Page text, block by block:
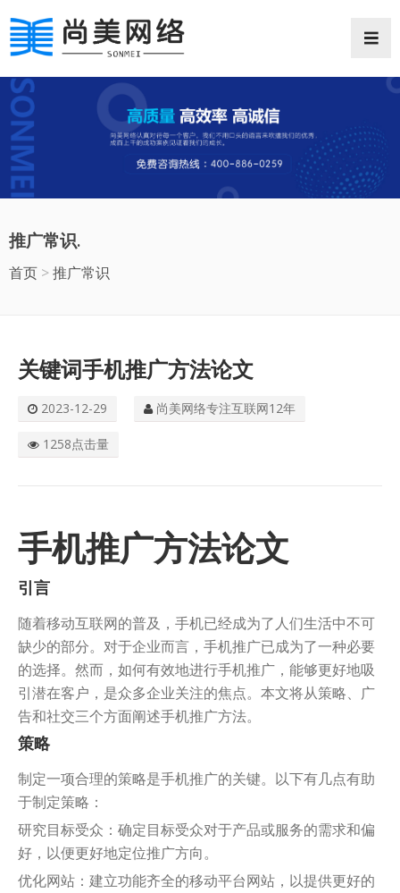
网站首页
网站案例
推广常识
抖音推广
关于我们
推广常识.
首页 >推广常识
关键词手机推广方法论文
2023-12-29 尚美网络专注互联网12年
1258点击量
手机推广方法论文
引言
随着移动互联网的普及，手机已经成为了人们生活中不可
缺少的部分。对于企业而言，手机推广已成为了一种必要
的选择。然而，如何有效地进行手机推广，能够更好地吸
引潜在客户，是众多企业关注的焦点。本文将从策略、广
告和社交三个方面阐述手机推广方法。
策略
制定一项合理的策略是手机推广的关键。以下有几点有助
于制定策略：
研究目标受众：确定目标受众对于产品或服务的需求和偏
好，以便更好地定位推广方向。
优化网站：建立功能齐全的移动平台网站，以提供更好的